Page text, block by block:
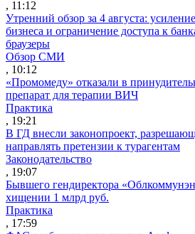
, 11:12
Утренний обзор за 4 августа:
бизнеса и ограничение доступа к
браузеры
Обзор СМИ
, 10:12
«Промомеду» отказали в
препарат для терапии ВИЧ
Практика
, 19:21
В ГД внесли законопроект,
направлять претензии к турагентам
Законодательство
, 19:07
Бывшего гендиректора
хищении 1 млрд руб.
Практика
, 17:59